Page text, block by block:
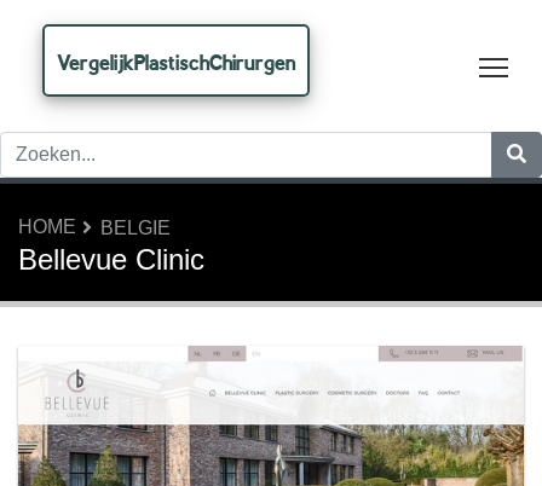
VergelijkPlastischChirurgen
HOME BELGIE
Bellevue Clinic